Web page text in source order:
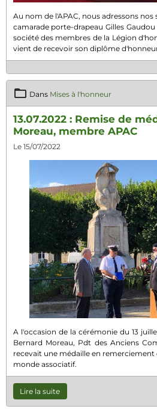
Au nom de l'APAC, nous adressons
camarade porte-drapeau Gilles
société des membres de la Légion
vient de recevoir son diplôme
Dans Mises à l'honneur
13.07.2022 : Remise de
Moreau, membre APAC
Le 15/07/2022
A l'occasion de la cérémonie du 13
Bernard Moreau, Pdt des Anciens
recevait une médaille en
monde associatif.
Lire la suite